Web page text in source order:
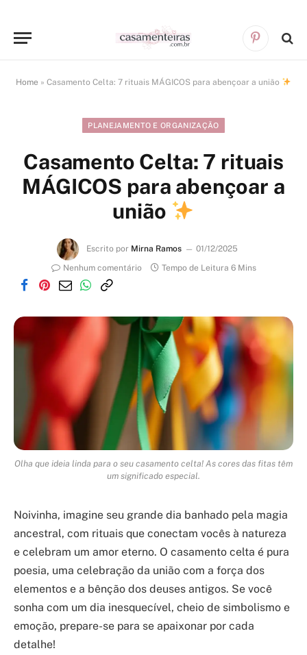
Pinterest
Home »Casamento Celta: 7 rituais MÁGICOS para abençoar a união
PLANEJAMENTO E ORGANIZAÇÃO
Casamento Celta: 7 rituais
MÁGICOS para abençoar a
união
Escrito por Mirna Ramos
01/12/2025
Nenhum comentário
Tempo de Leitura 6 Mins
Olha que ideia linda para o seu casamento celta! As cores das fitas têm
um significado especial.
Noivinha, imagine seu grande dia banhado pela magia
ancestral, com rituais que conectam vocês à natureza
e celebram um amor eterno. O casamento celta é pura
poesia, uma celebração da união com a força dos
elementos e a bênção dos deuses antigos. Se você
sonha com um dia inesquecível, cheio de simbolismo e
emoção, prepare-se para se apaixonar por cada
detalhe!